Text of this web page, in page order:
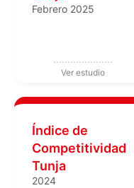
Febrero 2025
Índice de
Competitividad
Tunja
2024